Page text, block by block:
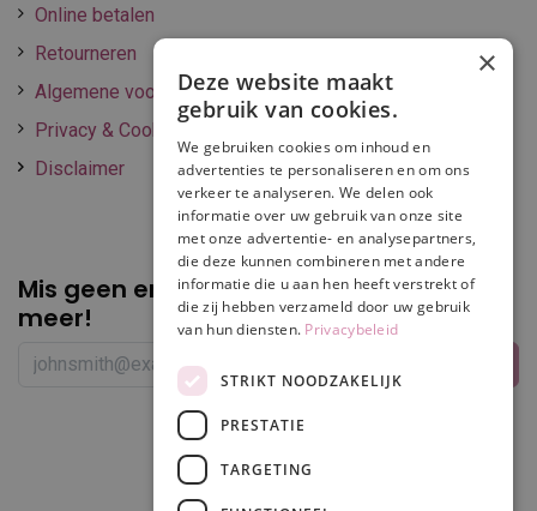
Online betalen
Retourneren
Algemene voorwaarden
Privacy & Cookie policy
Disclaimer
Mis geen enkelepromotie of korting
meer!
×
Deze website maakt
gebruik van cookies.
We gebruiken cookies om inhoud en
advertenties te personaliseren en om ons
verkeer te analyseren. We delen ook
informatie over uw gebruik van onze site
met onze advertentie- en analysepartners,
die deze kunnen combineren met andere
informatie die u aan hen heeft verstrekt of
die zij hebben verzameld door uw gebruik
van hun diensten. Privacybeleid
STRIKT NOODZAKELIJK
PRESTATIE
TARGETING